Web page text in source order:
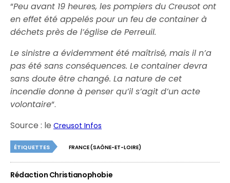
“Peu avant 19 heures, les pompiers du Creusot ont
en effet été appelés pour un feu de container à
déchets près de l’église de Perreuil.
Le sinistre a évidemment été maîtrisé, mais il n’a
pas été sans conséquences. Le container devra
sans doute être changé. La nature de cet
incendie donne à penser qu’il s’agit d’un acte
volontaire“.
Source : leCreusot Infos
ÉTIQUETTES FRANCE (SAÔNE-ET-LOIRE)
Rédaction Christianophobie